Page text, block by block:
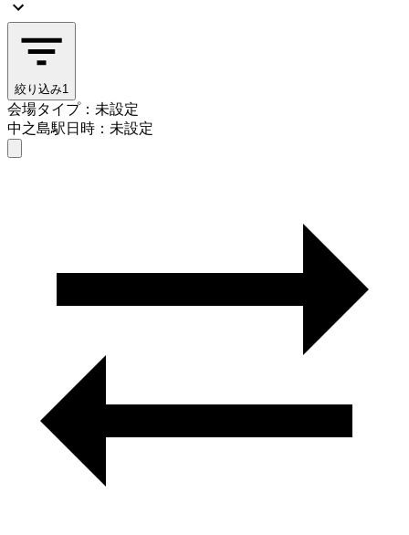
絞り込み1
会場タイプ：未設定
中之島駅日時：未設定